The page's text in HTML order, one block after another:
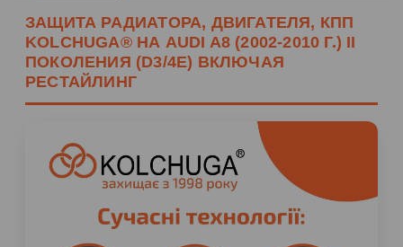
ЗАЩИТА РАДИАТОРА, ДВИГАТЕЛЯ, КПП
KOLCHUGA® НА AUDI A8 (2002-2010 Г.) II
ПОКОЛЕНИЯ (D3/4E) ВКЛЮЧАЯ
РЕСТАЙЛИНГ